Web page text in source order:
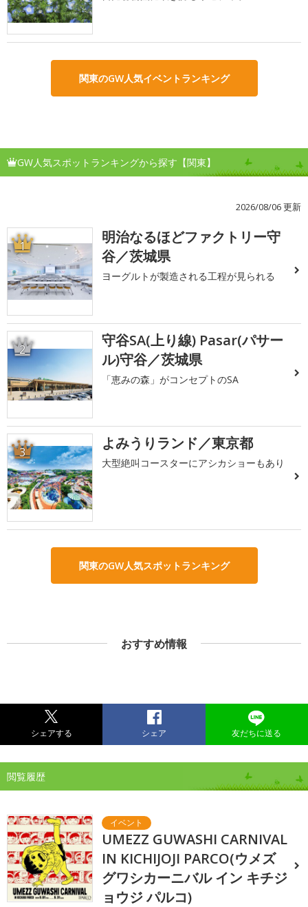
関東のGW人気イベントランキング
GW人気スポットランキングから探す【関東】
2026/08/06 更新
1
明治なるほどファクトリー守
谷／茨城県
ヨーグルトが製造される工程が見られる
2
守谷SA(上り線) Pasar(パサー
ル)守谷／茨城県
「恵みの森」がコンセプトのSA
3 よみうりランド／東京都
大型絶叫コースターにアシカショーもあり
関東のGW人気スポットランキング
おすすめ情報
シェアする シェア 友だちに送る
閲覧履歴
UMEZZ GUWASHI CARNIVAL
IN KICHIJOJI PARCO(ウメズ
グワシカーニバル イン キチジ
ョウジ パルコ)